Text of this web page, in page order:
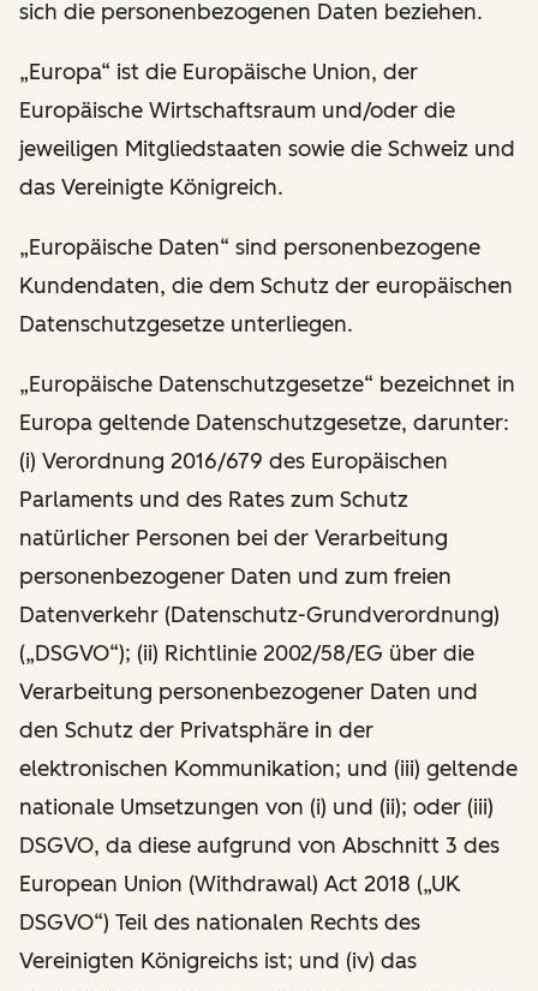
sich die personenbezogenen Daten beziehen.
„Europa“ ist die Europäische Union, der
Europäische Wirtschaftsraum und/oder die
jeweiligen Mitgliedstaaten sowie die Schweiz und
das Vereinigte Königreich.
„Europäische Daten“ sind personenbezogene
Kundendaten, die dem Schutz der europäischen
Datenschutzgesetze unterliegen.
„Europäische Datenschutzgesetze“ bezeichnet in
Europa geltende Datenschutzgesetze, darunter:
(i) Verordnung 2016/679 des Europäischen
Parlaments und des Rates zum Schutz
natürlicher Personen bei der Verarbeitung
personenbezogener Daten und zum freien
Datenverkehr (Datenschutz-Grundverordnung)
(„DSGVO“); (ii) Richtlinie 2002/58/EG über die
Verarbeitung personenbezogener Daten und
den Schutz der Privatsphäre in der
elektronischen Kommunikation; und (iii) geltende
nationale Umsetzungen von (i) und (ii); oder (iii)
DSGVO, da diese aufgrund von Abschnitt 3 des
European Union (Withdrawal) Act 2018 („UK
DSGVO“) Teil des nationalen Rechts des
Vereinigten Königreichs ist; und (iv) das